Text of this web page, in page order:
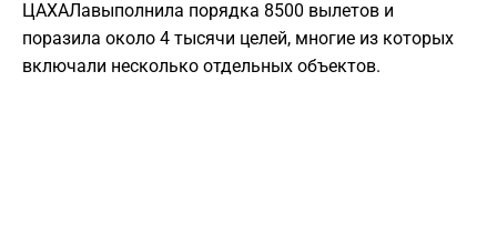
ЦАХАЛавыполнила порядка 8500 вылетов и
поразила около 4 тысячи целей, многие из которых
включали несколько отдельных объектов.